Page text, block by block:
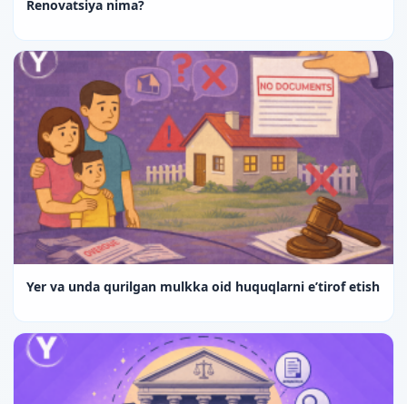
Renovatsiya nima?
Yer va unda qurilgan mulkka oid huquqlarni e’tirof etish